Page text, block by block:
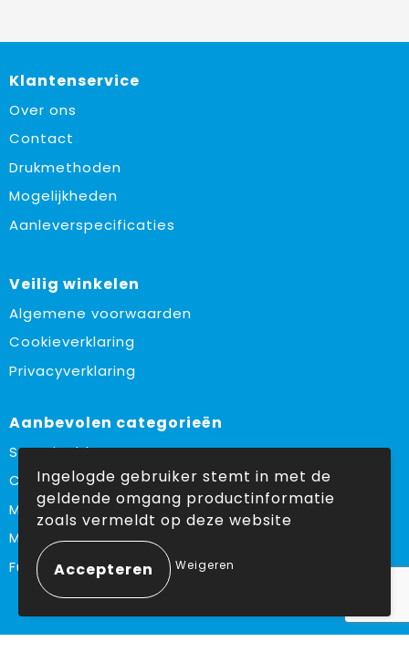
Klantenservice
Over ons
Contact
Drukmethoden
Mogelijkheden
Aanleverspecificaties
Veilig winkelen
Algemene voorwaarden
Cookieverklaring
Privacyverklaring
Aanbevolen categorieën
Sustainable
Custom made
Made in Europe
Must haves
Fulfilment
Volg ons op:
Ingelogde gebruiker stemt in met de
geldende omgang productinformatie
zoals vermeldt op deze website
Weigeren